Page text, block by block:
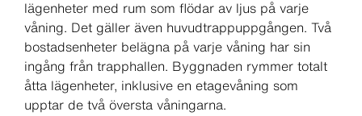
lägenheter med rum som flödar av ljus på varje
våning. Det gäller även huvudtrappuppgången. Två
bostadsenheter belägna på varje våning har sin
ingång från trapphallen. Byggnaden rymmer totalt
åtta lägenheter, inklusive en etagevåning som
upptar de två översta våningarna.